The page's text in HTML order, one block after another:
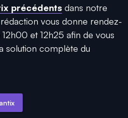
précédents dans notre
vous donne rendez-
et 12h25 afin de vous
solution complète du